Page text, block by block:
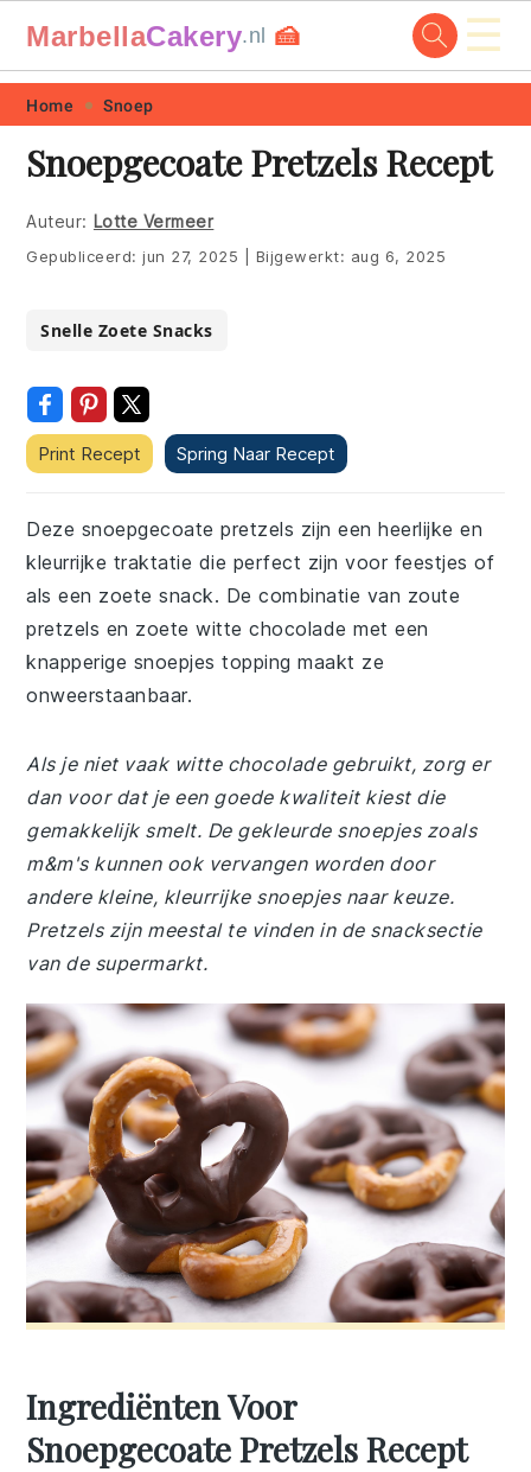
Skip
primary
navigation
Skip
main
content
Skip
primary
sidebar
Skip
footer
MarbellaCakery.nl 🍰 ☰
Home Snoep
Snoepgecoate Pretzels Recept
Auteur: Lotte Vermeer
Gepubliceerd:jun 27, 2025 Bijgewerkt: aug 6, 2025
Snelle Zoete Snacks
Print Recept Spring Naar Recept
Deze snoepgecoate pretzels zijn een heerlijke en
kleurrijke traktatie die perfect zijn voor feestjes of
als een zoete snack. De combinatie van zoute
pretzels en zoete witte chocolade met een
knapperige snoepjes topping maakt ze
onweerstaanbaar.
Als je niet vaak witte chocolade gebruikt, zorg er
dan voor dat je een goede kwaliteit kiest die
gemakkelijk smelt. De gekleurde snoepjes zoals
m&m's kunnen ook vervangen worden door
andere kleine, kleurrijke snoepjes naar keuze.
Pretzels zijn meestal te vinden in de snacksectie
van de supermarkt.
Ingrediënten Voor
Snoepgecoate Pretzels Recept